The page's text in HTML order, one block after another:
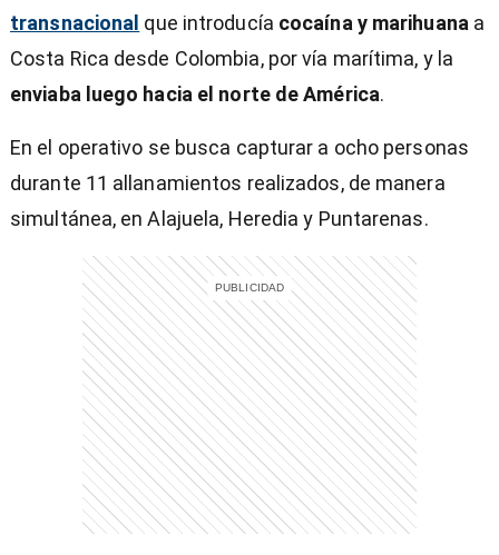
transnacional que introducía cocaína y marihuana a
Costa Rica desde Colombia, por vía marítima, y la
enviaba luego hacia el norte de América.
En el operativo se busca capturar a ocho personas
durante 11 allanamientos realizados, de manera
simultánea, en Alajuela, Heredia y Puntarenas.